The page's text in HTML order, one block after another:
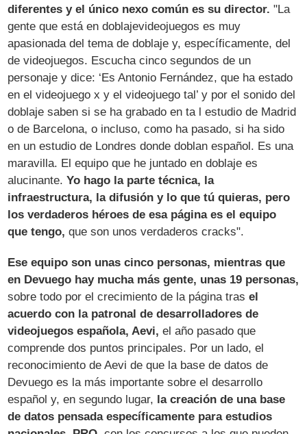
diferentes y el único nexo común es su director. "La
gente que está en doblajevideojuegos es muy
apasionada del tema de doblaje y, específicamente, del
de videojuegos. Escucha cinco segundos de un
personaje y dice: ‘Es Antonio Fernández, que ha estado
en el videojuego x y el videojuego tal’ y por el sonido del
doblaje saben si se ha grabado en ta l estudio de Madrid
o de Barcelona, o incluso, como ha pasado, si ha sido
en un estudio de Londres donde doblan español. Es una
maravilla. El equipo que he juntado en doblaje es
alucinante.Yo hago la parte técnica, la
infraestructura, la difusión y lo que tú quieras, pero
los verdaderos héroes de esa página es el equipo
que tengo, que son unos verdaderos cracks".
Ese equipo son unas cinco personas, mientras que
en Devuego hay mucha más gente, unas 19 personas,
sobre todo por el crecimiento de la página trasel
acuerdo con la patronal de desarrolladores de
videojuegos española, Aevi, el año pasado que
comprende dos puntos principales. Por un lado, el
reconocimiento de Aevi de que la base de datos de
Devuego es la más importante sobre el desarrollo
español y, en segundo lugar, la creación de una base
de datos pensada específicamente para estudios